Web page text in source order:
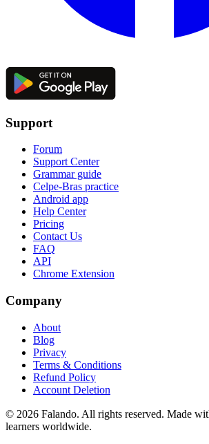
Support
Forum
Support Center
Grammar guide
Celpe-Bras practice
Android app
Help Center
Pricing
Contact Us
FAQ
API
Chrome Extension
Company
About
Blog
Privacy
Terms & Conditions
Refund Policy
Account Deletion
© 2026 Falando. All rights reserved. Made
learners worldwide.